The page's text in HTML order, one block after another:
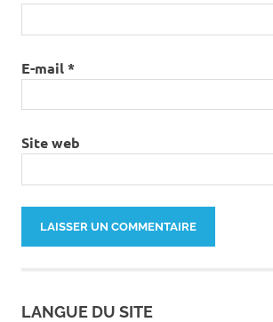
E-mail*
Site web
LANGUE DU SITE